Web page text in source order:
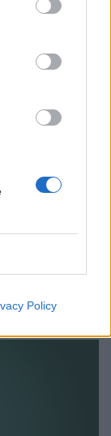
Policy
zárta a
üzleti
a 19,2
az elmúlt
közép
300 ezer
átlagát